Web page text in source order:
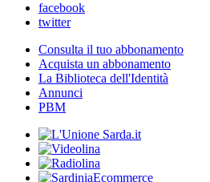
facebook
twitter
Consulta il tuo abbonamento
Acquista un abbonamento
La Biblioteca dell'Identità
Annunci
PBM